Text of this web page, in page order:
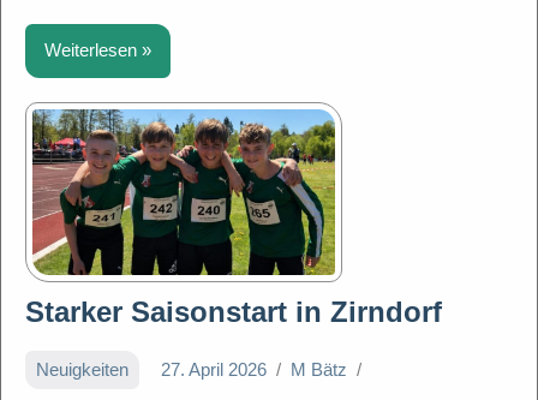
Weiterlesen
Starker Saisonstart in Zirndorf
Neuigkeiten 27. April 2026 M Bätz